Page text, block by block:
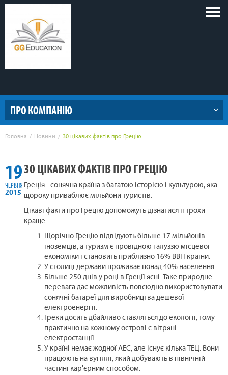
ПРО КОМПАНІЮ
Головна Новини 30 цікавих фактів про Грецію
19
ЧЕРВНЯ
2015
30 ЦІКАВИХ ФАКТІВ ПРО ГРЕЦІЮ
Греція - сонячна країна з багатою історією і культурою, яка
щороку приваблює мільйони туристів.
Цікаві факти про Грецію допоможуть дізнатися її трохи
краще.
Щорічно Грецію відвідують більше 17 мільйонів
іноземців, а туризм є провідною галуззю місцевої
економіки і становить приблизно 16% ВВП країни.
У столиці держави проживає понад 40% населення.
Більше 250 днів у році в Греції ясні. Таке природне
перевага дає можливість повсюдно використовувати
сонячні батареї для виробництва дешевої
електроенергії.
Греки досить дбайливо ставляться до екології, тому
практично на кожному острові є вітряні
електростанції.
У країні немає жодної АЕС, але існує кілька ТЕЦ. Вони
працюють на вугіллі, який добувають в північній
частині кар'єрним способом.